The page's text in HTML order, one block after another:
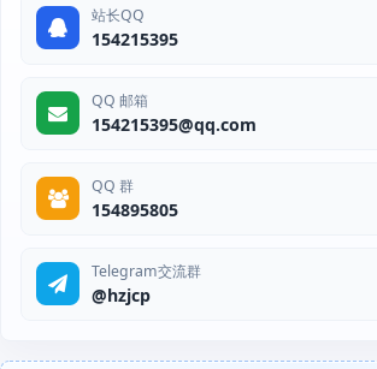
站长QQ
154215395
QQ 邮箱
154215395@qq.com
QQ 群
154895805
Telegram交流群
@hzjcp